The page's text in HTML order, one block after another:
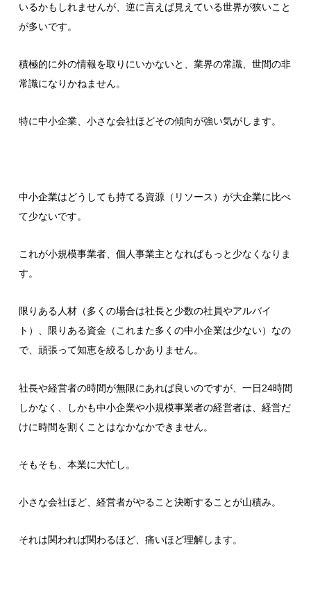
いるかもしれませんが、逆に言えば見えている世界が狭いこと
が多いです。
積極的に外の情報を取りにいかないと、業界の常識、世間の非
常識になりかねません。
特に中小企業、小さな会社ほどその傾向が強い気がします。
中小企業はどうしても持てる資源（リソース）が大企業に比べ
て少ないです。
これが小規模事業者、個人事業主となればもっと少なくなりま
す。
限りある人材（多くの場合は社長と少数の社員やアルバイ
ト）、限りある資金（これまた多くの中小企業は少ない）なの
で、頑張って知恵を絞るしかありません。
社長や経営者の時間が無限にあれば良いのですが、一日24時間
しかなく、しかも中小企業や小規模事業者の経営者は、経営だ
けに時間を割くことはなかなかできません。
そもそも、本業に大忙し。
小さな会社ほど、経営者がやること決断することが山積み。
それは関われば関わるほど、痛いほど理解します。